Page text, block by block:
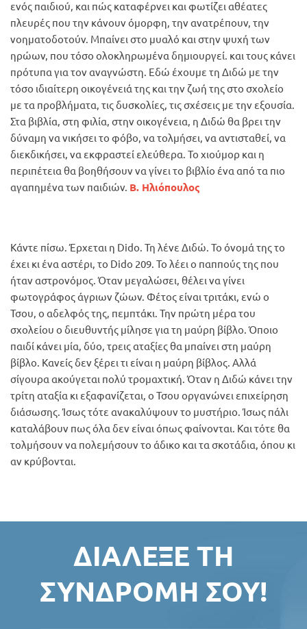
ενός παιδιού, και πώς καταφέρνει και φωτίζει αθέατες
πλευρές που την κάνουν όμορφη, την ανατρέπουν, την
νοηματοδοτούν. Μπαίνει στο μυαλό και στην ψυχή των
ηρώων, που τόσο ολοκληρωμένα δημιουργεί. και τους κάνει
πρότυπα για τον αναγνώστη. Εδώ έχουμε τη Διδώ με την
τόσο ιδιαίτερη οικογένειά της και την ζωή της στο σχολείο
με τα προβλήματα, τις δυσκολίες, τις σχέσεις με την εξουσία.
Στα βιβλία, στη φιλία, στην οικογένεια, η Διδώ θα βρει την
δύναμη να νικήσει το φόβο, να τολμήσει, να αντισταθεί, να
διεκδικήσει, να εκφραστεί ελεύθερα. Το χιούμορ και η
περιπέτεια θα βοηθήσουν να γίνει το βιβλίο ένα από τα πιο
αγαπημένα των παιδιών. Β. Ηλιόπουλος
Κάντε πίσω. Έρχεται η Dido. Τη λένε Διδώ. Το όνομά της το
έχει κι ένα αστέρι, το Dido 209. Το λέει ο παππούς της που
ήταν αστρονόμος. Όταν μεγαλώσει, θέλει να γίνει
φωτογράφος άγριων ζώων. Φέτος είναι τριτάκι, ενώ ο
Τσου, ο αδελφός της, πεμπτάκι. Την πρώτη μέρα του
σχολείου ο διευθυντής μίλησε για τη μαύρη βίβλο. Όποιο
παιδί κάνει μία, δύο, τρεις αταξίες θα μπαίνει στη μαύρη
βίβλο. Κανείς δεν ξέρει τι είναι η μαύρη βίβλος. Αλλά
σίγουρα ακούγεται πολύ τρομαχτική. Όταν η Διδώ κάνει την
τρίτη αταξία κι εξαφανίζεται, ο Τσου οργανώνει επιχείρηση
διάσωσης. Ίσως τότε ανακαλύψουν το μυστήριο. Ίσως πάλι
καταλάβουν πως όλα δεν είναι όπως φαίνονται. Και τότε θα
τολμήσουν να πολεμήσουν το άδικο και τα σκοτάδια, όπου κι
αν κρύβονται.
ΔΙΆΛΕΞΕ ΤΗ
ΣΥΝΔΡΟΜΉ ΣΟΥ!